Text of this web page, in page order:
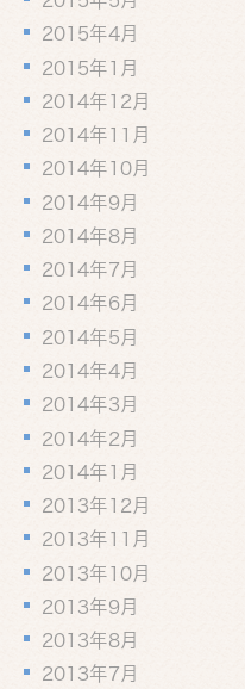
2015年4月
2015年1月
2014年12月
2014年11月
2014年10月
2014年9月
2014年8月
2014年7月
2014年6月
2014年5月
2014年4月
2014年3月
2014年2月
2014年1月
2013年12月
2013年11月
2013年10月
2013年9月
2013年8月
2013年7月